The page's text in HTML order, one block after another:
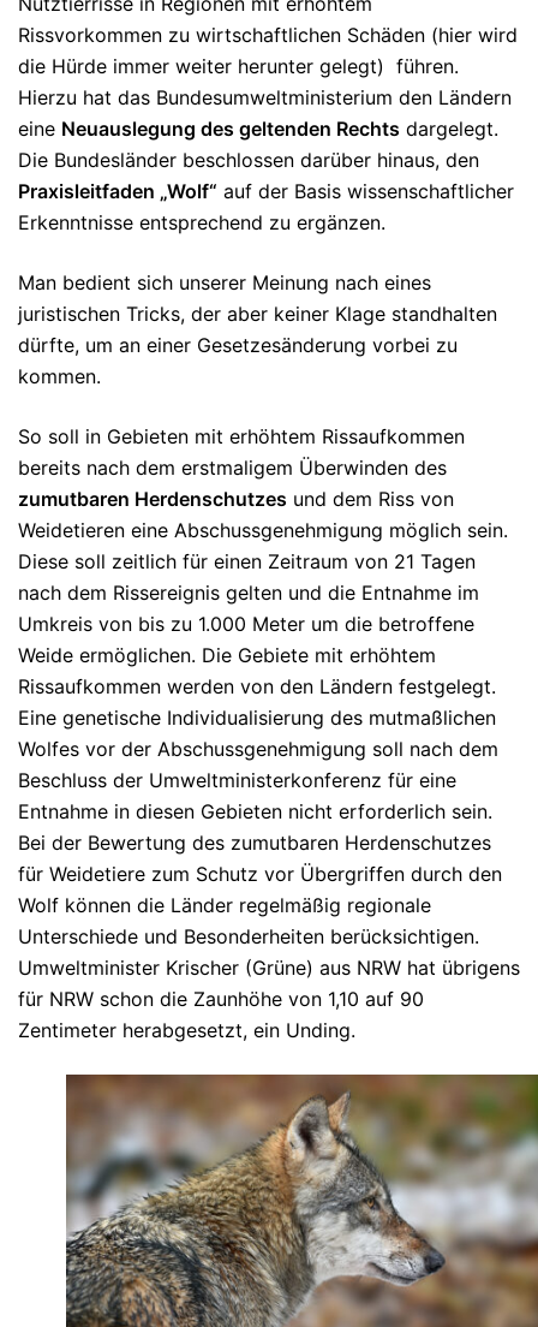
Rissvorkommen zu wirtschaftlichen Schäden (hier wird
die Hürde immer weiter herunter gelegt) führen.
Hierzu hat das Bundesumweltministerium den Ländern
eine Neuauslegung des geltenden Rechts dargelegt.
Die Bundesländer beschlossen darüber hinaus, den
Praxisleitfaden „Wolf“ auf der Basis wissenschaftlicher
Erkenntnisse entsprechend zu ergänzen.
Man bedient sich unserer Meinung nach eines
juristischen Tricks, der aber keiner Klage standhalten
dürfte, um an einer Gesetzesänderung vorbei zu
kommen.
So soll in Gebieten mit erhöhtem Rissaufkommen
bereits nach dem erstmaligem Überwinden des
zumutbaren Herdenschutzes und dem Riss von
Weidetieren eine Abschussgenehmigung möglich sein.
Diese soll zeitlich für einen Zeitraum von 21 Tagen
nach dem Rissereignis gelten und die Entnahme im
Umkreis von bis zu 1.000 Meter um die betroffene
Weide ermöglichen. Die Gebiete mit erhöhtem
Rissaufkommen werden von den Ländern festgelegt.
Eine genetische Individualisierung des mutmaßlichen
Wolfes vor der Abschussgenehmigung soll nach dem
Beschluss der Umweltministerkonferenz für eine
Entnahme in diesen Gebieten nicht erforderlich sein.
Bei der Bewertung des zumutbaren Herdenschutzes
für Weidetiere zum Schutz vor Übergriffen durch den
Wolf können die Länder regelmäßig regionale
Unterschiede und Besonderheiten berücksichtigen.
Umweltminister Krischer (Grüne) aus NRW hat übrigens
für NRW schon die Zaunhöhe von 1,10 auf 90
Zentimeter herabgesetzt, ein Unding.